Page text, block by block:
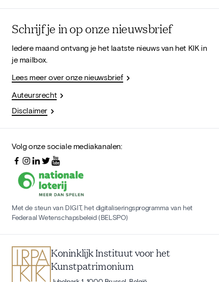
Schrijf je in op onze nieuwsbrief
Iedere maand ontvang je het laatste nieuws van het KIK in
je mailbox.
Lees meer over onze nieuwsbrief
Auteursrecht
Disclaimer
Volg onze sociale mediakanalen:
Met de steun van DIGIT, het digitaliseringsprogramma van het
Federaal Wetenschapsbeleid (BELSPO)
Koninklijk Instituut voor het
Kunstpatrimonium